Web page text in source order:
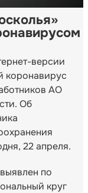
версии
коронавирус
АО
Об
22 апреля.
по
круг